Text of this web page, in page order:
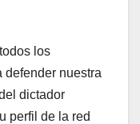
los
defender nuestra
dictador
perfil de la red